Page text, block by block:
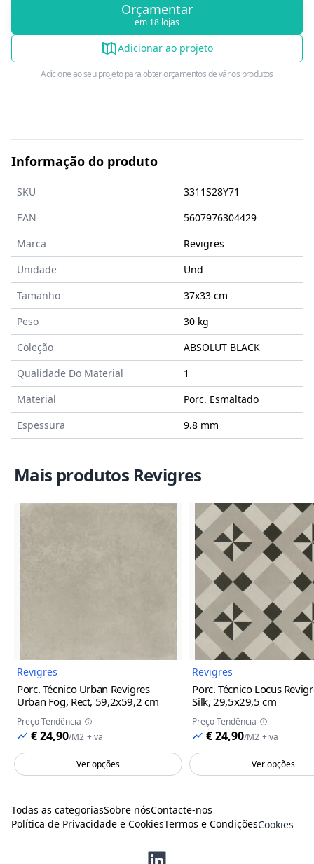
Orçamentar
em 18 lojas
Adicionar ao projeto
Adicione ao seu projeto para obter orçamentos de vários produtos
Informação do produto
SKU
3311S28Y71
EAN
5607976304429
Marca
Revigres
Unidade
Und
Tamanho
37x33 cm
Peso
30 kg
Coleção
ABSOLUT BLACK
Qualidade Do Material
1
Material
Porc. Esmaltado
Espessura
9.8 mm
Mais produtos Revigres
Imagem do Produto
Revigres
Porc. Técnico Urban Revigres
Urban Fog, Rect, 59,2x59,2 cm
Preço Tendência
€ 24,90/M2 +iva
Ver opções
Revigres
Porc. Técnico Locus
Silk, 29,5x29,5 cm
Preço Tendência
€ 24,90/M2 +iva
Ver opções
Todas as categoriasSobre nósContacte-nos
Política de Privacidade e CookiesTermos e CondiçõesCookies